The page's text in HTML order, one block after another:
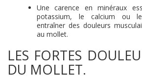
Une carence en minéraux
potassium, le calcium ou
entraîner des douleurs
au mollet.
LES FORTES
DU MOLLET.